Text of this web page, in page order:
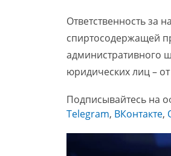
Ответственность за
спиртосодержащей
административного
юридических лиц –
Подписывайтесь на
Telegram, ВКонтакте,